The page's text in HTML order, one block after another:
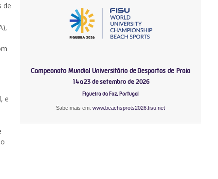
de
e
Campeonato Mundial Universitário de Desportos de Praia
14 a 23 de setembro de 2026
Figueira da Foz, Portugal
Sabe mais em:www.beachsprots2026.fisu.net